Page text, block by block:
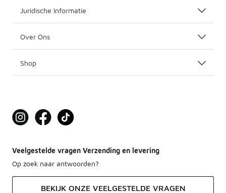
Juridische Informatie
Over Ons
Shop
Veelgestelde vragen Verzending en levering
Op zoek naar antwoorden?
BEKIJK ONZE VEELGESTELDE VRAGEN